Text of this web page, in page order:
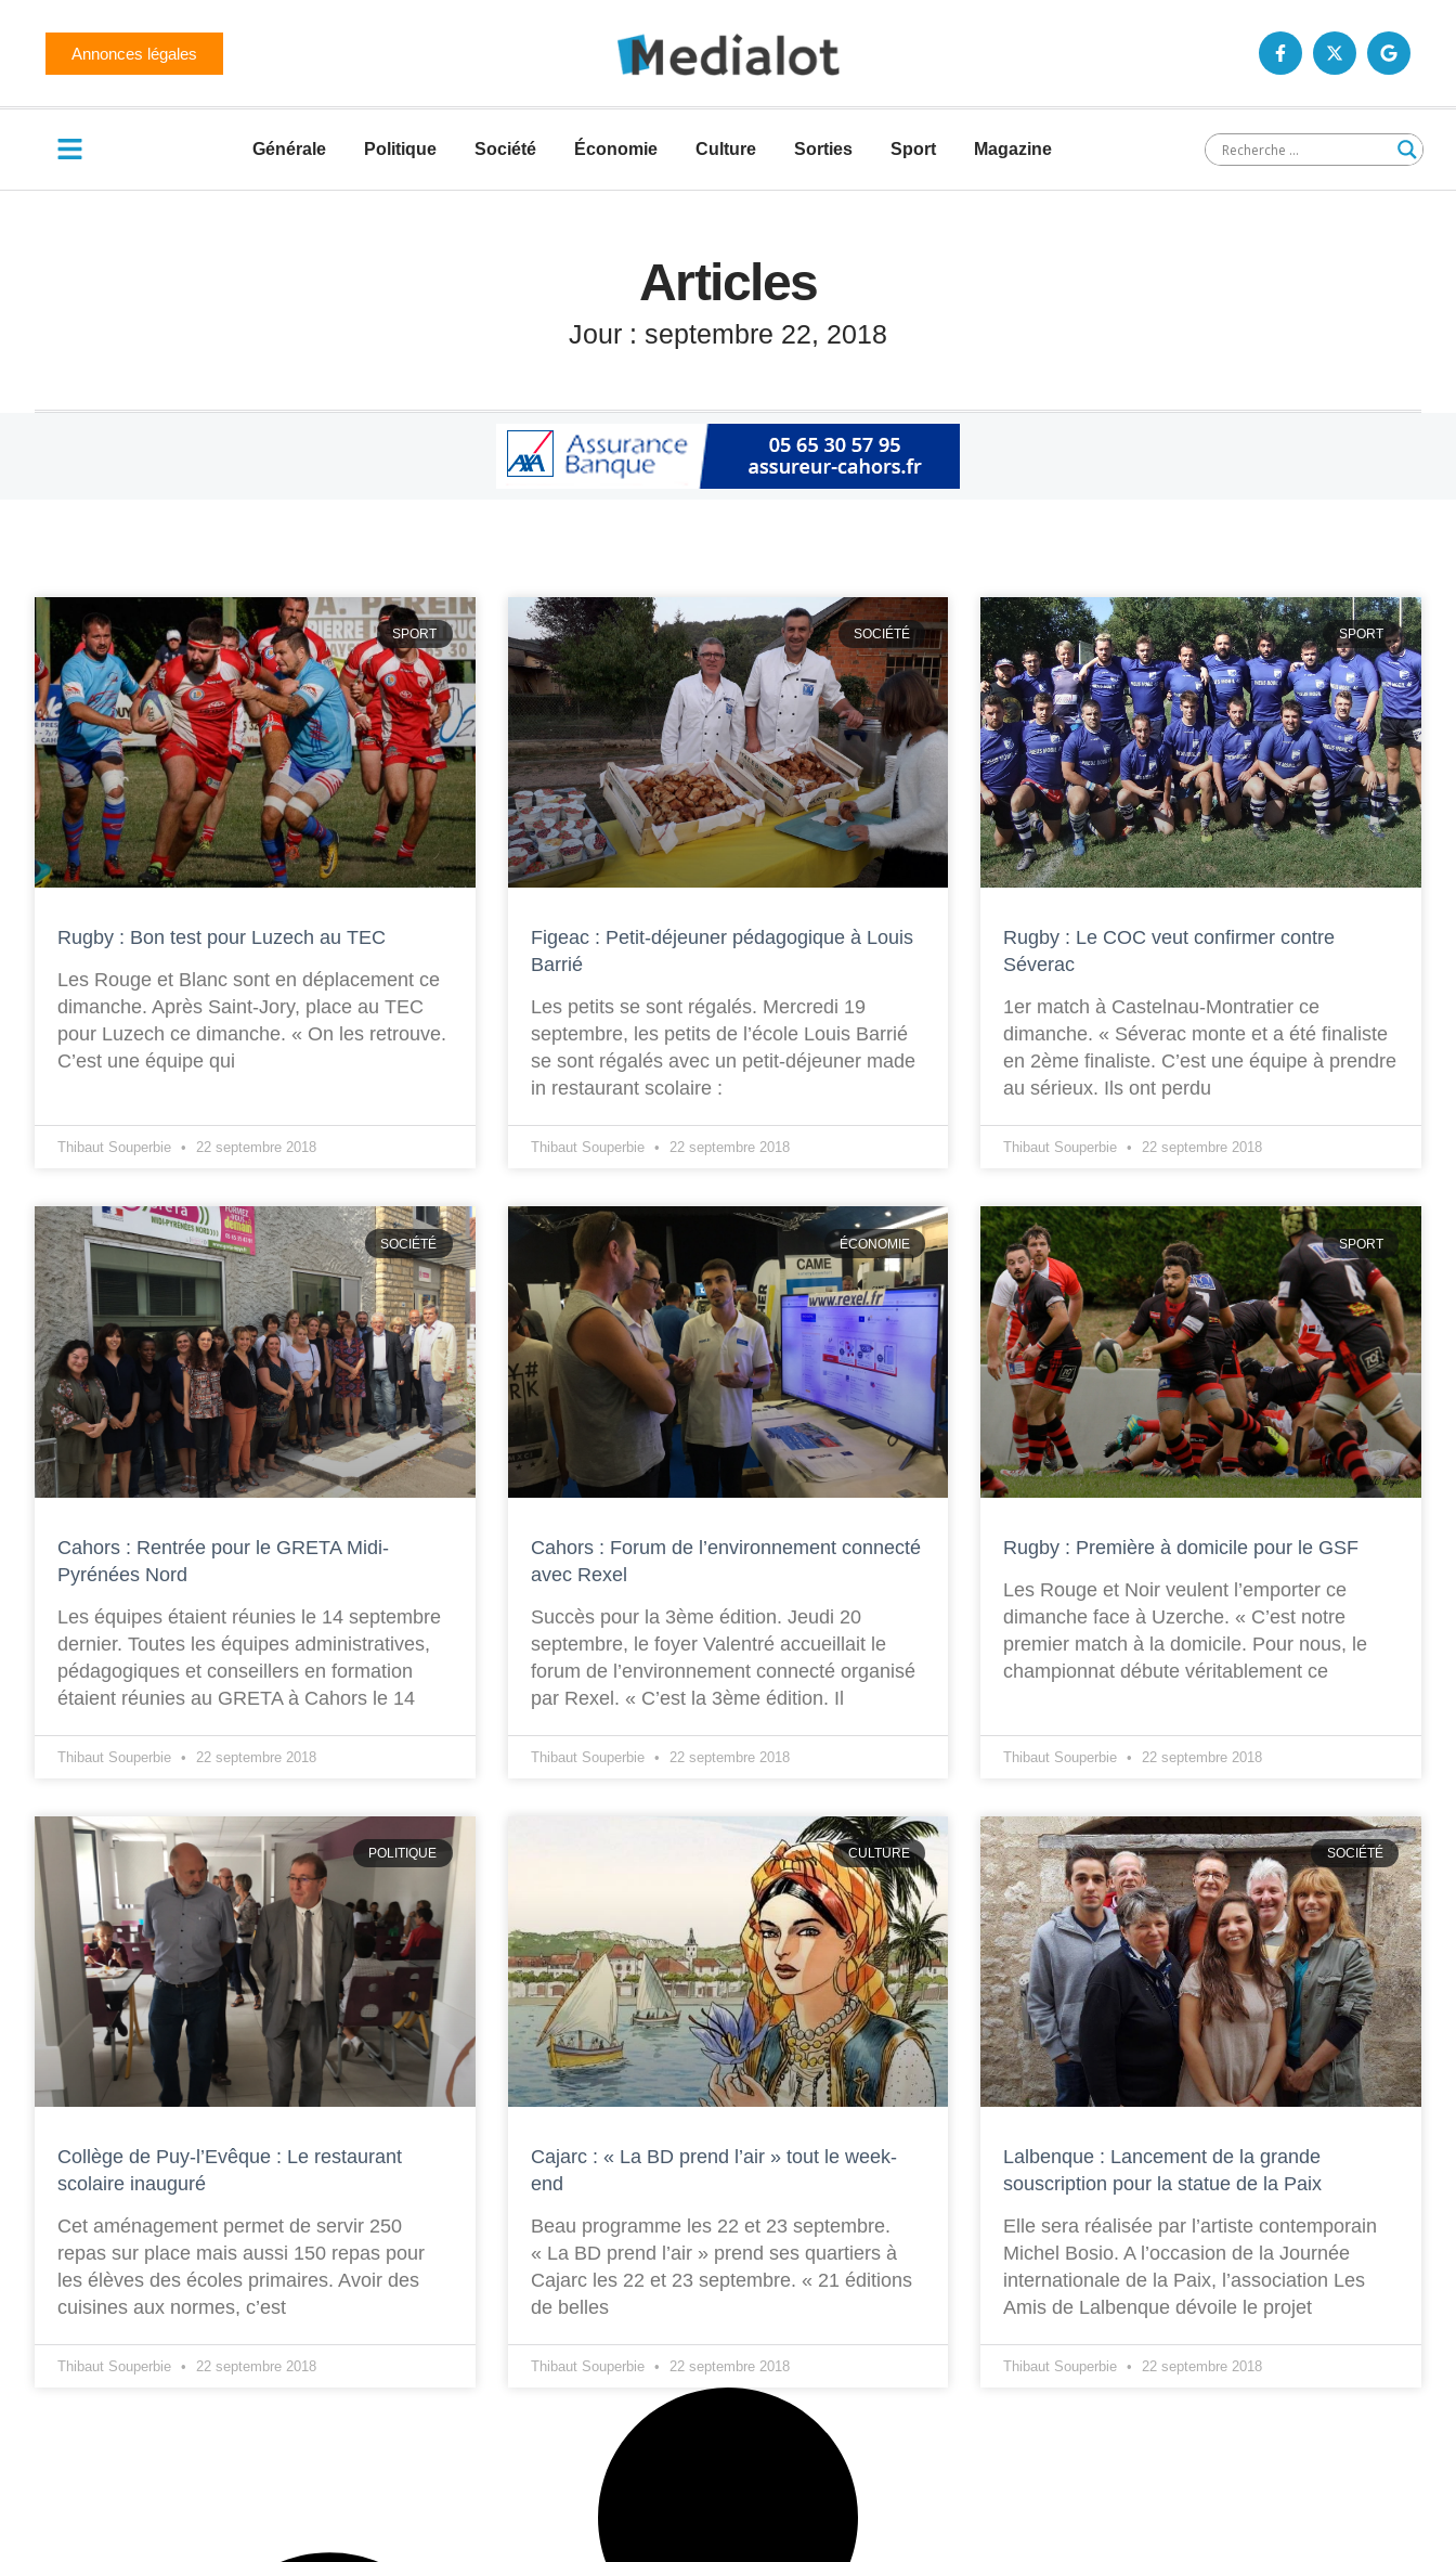
Annonces légales
Générale Politique Société Économie Culture Sorties Sport Magazine
Articles
Jour : septembre 22, 2018
SPORT
Rugby : Bon test pour Luzech au TEC
Les Rouge et Blanc sont en déplacement ce
dimanche. Après Saint-Jory, place au TEC
pour Luzech ce dimanche. « On les retrouve.
C’est une équipe qui
Thibaut Souperbie 22 septembre 2018
SOCIÉTÉ
Figeac : Petit-déjeuner pédagogique à Louis
Barrié
Les petits se sont régalés. Mercredi 19
septembre, les petits de l’école Louis Barrié
se sont régalés avec un petit-déjeuner made
in restaurant scolaire :
Thibaut Souperbie 22 septembre 2018
SPORT
Rugby : Le COC veut confirmer contre
Séverac
1er match à Castelnau-Montratier ce
dimanche. « Séverac monte et a été finaliste
en 2ème finaliste. C’est une équipe à prendre
au sérieux. Ils ont perdu
Thibaut Souperbie 22 septembre 2018
SOCIÉTÉ
Cahors : Rentrée pour le GRETA Midi-
Pyrénées Nord
Les équipes étaient réunies le 14 septembre
dernier. Toutes les équipes administratives,
pédagogiques et conseillers en formation
étaient réunies au GRETA à Cahors le 14
Thibaut Souperbie 22 septembre 2018
ÉCONOMIE
Cahors : Forum de l’environnement connecté
avec Rexel
Succès pour la 3ème édition. Jeudi 20
septembre, le foyer Valentré accueillait le
forum de l’environnement connecté organisé
par Rexel. « C’est la 3ème édition. Il
Thibaut Souperbie 22 septembre 2018
SPORT
Rugby : Première à domicile pour le GSF
Les Rouge et Noir veulent l’emporter ce
dimanche face à Uzerche. « C’est notre
premier match à la domicile. Pour nous, le
championnat débute véritablement ce
Thibaut Souperbie 22 septembre 2018
POLITIQUE
Collège de Puy-l’Evêque : Le restaurant
scolaire inauguré
Cet aménagement permet de servir 250
repas sur place mais aussi 150 repas pour
les élèves des écoles primaires. Avoir des
cuisines aux normes, c’est
Thibaut Souperbie 22 septembre 2018
CULTURE
Cajarc : « La BD prend l’air » tout le week-
end
Beau programme les 22 et 23 septembre.
« La BD prend l’air » prend ses quartiers à
Cajarc les 22 et 23 septembre. « 21 éditions
de belles
Thibaut Souperbie 22 septembre 2018
SOCIÉTÉ
Lalbenque : Lancement de la grande
souscription pour la statue de la Paix
Elle sera réalisée par l’artiste contemporain
Michel Bosio. A l’occasion de la Journée
internationale de la Paix, l’association Les
Amis de Lalbenque dévoile le projet
Thibaut Souperbie 22 septembre 2018